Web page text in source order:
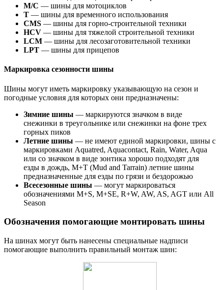
M/C — шины для мотоциклов
T — шины для временного использования
CMS — шины для горно-строительной техники
HCV — шины для тяжелой строительной техники
LCM — шины для лесозаготовительной техники
LPT — шины для прицепов
Маркировка сезонности шины
Шины могут иметь маркировку указывающую на сезон и
погодные условия для которых они предназначены:
Зимние шины — маркируются значком в виде
снежинки в треугольнике или снежинки на фоне трех
горных пиков
Летние шины — не имеют единой маркировки, шины с
маркировками Aquatred, Aquacontact, Rain, Water, Aqua
или со значком в виде зонтика хорошо подходят для
езды в дождь, M+T (Mud and Tarrain) летние шины
предназначенные для езды по грязи и бездорожью
Всесезонные шины — могут маркироваться
обозначениями M+S, M+SE, R+W, AW, AS, AGT или All
Season
Обозначения помогающие монтировать шины
На шинах могут быть нанесены специальные надписи
помогающие выполнить правильный монтаж шин: